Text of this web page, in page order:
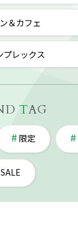
＆カフェ
プレックス
TAG
限定
SALE